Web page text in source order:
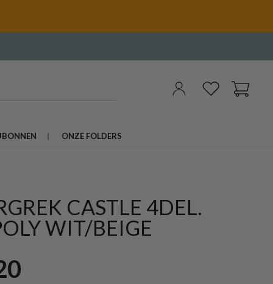
ONZE FOLDERS
CASTLE 4DEL.
WIT/BEIGE